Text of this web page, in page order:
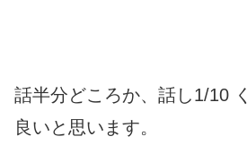
話半分どころか、話し1/10
良いと思います。